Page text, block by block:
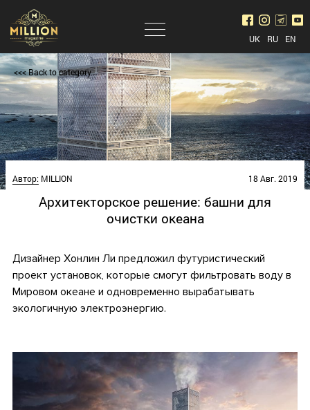
UK RU EN
<<< Back to category
Автор:MILLION 18 Авг. 2019
Архитекторское решение: башни для
очистки океана
Дизайнер Хонлин Ли предложил футуристический
проект установок, которые смогут фильтровать воду в
Мировом океане и одновременно вырабатывать
экологичную электроэнергию.